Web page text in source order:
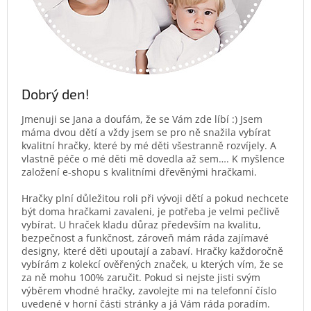
Dobrý den!
Jmenuji se Jana a doufám, že se Vám zde líbí :) Jsem
máma dvou dětí a vždy jsem se pro ně snažila vybírat
kvalitní hračky, které by mé děti všestranně rozvíjely. A
vlastně péče o mé děti mě dovedla až sem…. K myšlence
založení e-shopu s kvalitními dřevěnými hračkami.
Hračky plní důležitou roli při vývoji dětí a pokud nechcete
být doma hračkami zavaleni, je potřeba je velmi pečlivě
vybírat. U hraček kladu důraz především na kvalitu,
bezpečnost a funkčnost, zároveň mám ráda zajímavé
designy, které děti upoutají a zabaví. Hračky každoročně
vybírám z kolekcí ověřených značek, u kterých vím, že se
za ně mohu 100% zaručit. Pokud si nejste jisti svým
výběrem vhodné hračky, zavolejte mi na telefonní číslo
uvedené v horní části stránky a já Vám ráda poradím.